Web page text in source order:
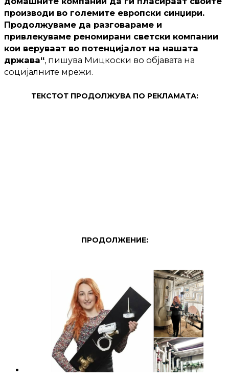
производи во големите европски синџири.
Продолжуваме да разговараме и
привлекуваме реномирани светски компании
кои веруваат во потенцијалот на нашата
држава“, пишува Мицкоски во објавата на
социјалните мрежи.
ТЕКСТОТ ПРОДОЛЖУВА ПО РЕКЛАМАТА:
ПРОДОЛЖЕНИЕ: